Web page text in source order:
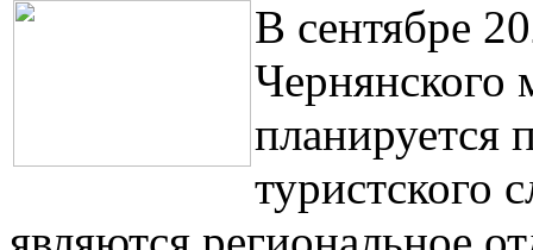
В сентябре
Чернянского
планируется
туристского